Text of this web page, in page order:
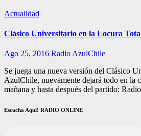
Actualidad
Clásico Universitario en la Locura
Ago 25, 2016 Radio AzulChile
Se juega una nueva versión del Clásico
AzulChile, nuevamente dejará todo en la
mañana y hasta después del partido:
Escucha Aquí! RADIO ONLINE